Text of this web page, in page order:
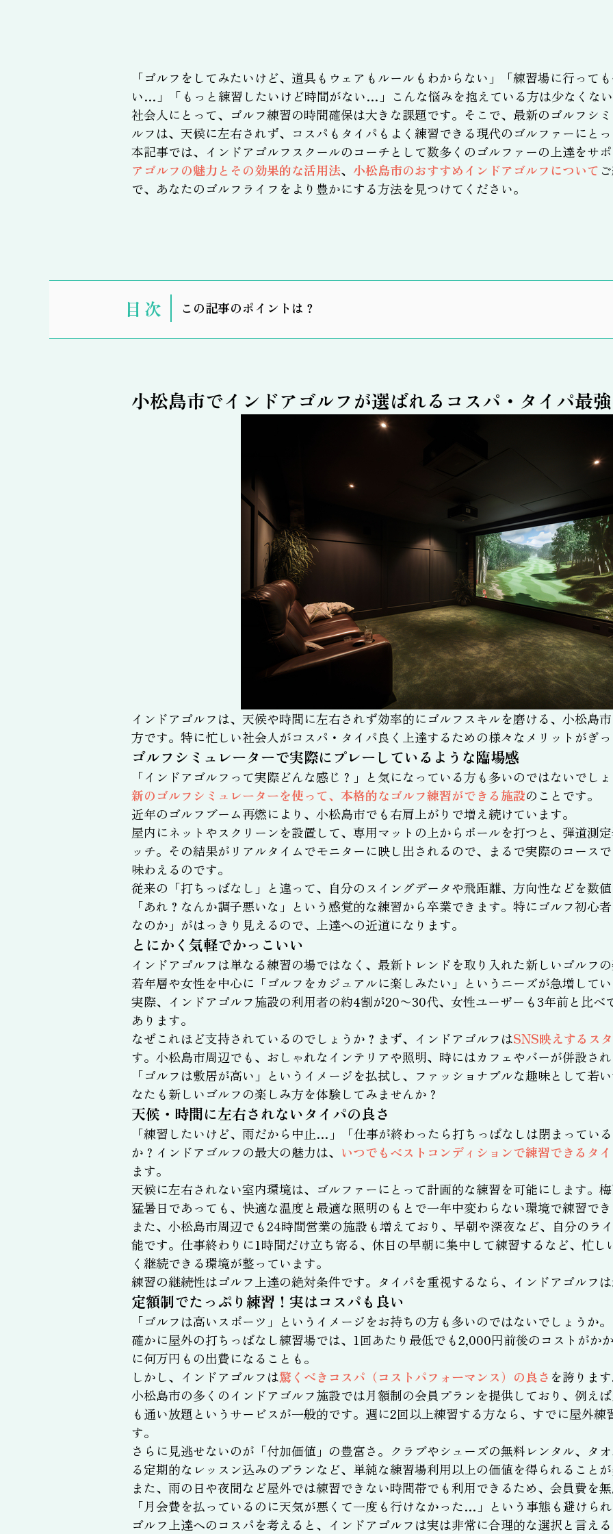
「ゴルフをしてみたいけど、道具もウェアもルールもわからない」「練習場に行って
い…」「もっと練習したいけど時間がない…」こんな悩みを抱えている方は少なくな
社会人にとって、ゴルフ練習の時間確保は大きな課題です。そこで、最新のゴルフシ
ルフは、天候に左右されず、コスパもタイパもよく練習できる現代のゴルファーにと
本記事では、インドアゴルフスクールのコーチとして数多くのゴルファーの上達をサ
アゴルフの魅力とその効果的な活用法、 小松島市のおすすめインドアゴルフについて
で、あなたのゴルフライフをより豊かにする方法を見つけてください。
この記事のポイントは？
表
示
小松島市でインドアゴルフが選ばれるコスパ・タイパ最
インドアゴルフは、天候や時間に左右されず効率的にゴルフスキルを磨ける、小松島
方です。特に忙しい社会人がコスパ・タイパ良く上達するための様々なメリットがぎ
ゴルフシミュレーターで実際にプレーしているような臨場感
「インドアゴルフって実際どんな感じ？」と気になっている方も多いのではないでし
新のゴルフシミュレーターを使って、本格的なゴルフ練習ができる施設のことです。
近年のゴルフブーム再燃により、小松島市でも右肩上がりで増え続けています。
屋内にネットやスクリーンを設置して、専用マットの上からボールを打つと、弾道測
ッチ。その結果がリアルタイムでモニターに映し出されるので、まるで実際のコース
味わえるのです。
従来の「打ちっぱなし」と違って、自分のスイングデータや飛距離、方向性などを数
「あれ？なんか調子悪いな」という感覚的な練習から卒業できます。特にゴルフ初心
なのか」がはっきり見えるので、上達への近道になります。
とにかく気軽でかっこいい
インドアゴルフは単なる練習の場ではなく、最新トレンドを取り入れた新しいゴルフ
若年層や女性を中心に「ゴルフをカジュアルに楽しみたい」というニーズが急増して
実際、インドアゴルフ施設の利用者の約4割が20〜30代、女性ユーザーも3年前と比べ
あります。
なぜこれほど支持されているのでしょうか？まず、インドアゴルフはSNS映えするス
す。小松島市周辺でも、おしゃれなインテリアや照明、時にはカフェやバーが併設さ
「ゴルフは敷居が高い」というイメージを払拭し、ファッショナブルな趣味として若
なたも新しいゴルフの楽しみ方を体験してみませんか？
天候・時間に左右されないタイパの良さ
「練習したいけど、雨だから中止…」「仕事が終わったら打ちっぱなしは閉まってい
か？インドアゴルフの最大の魅力は、 いつでもベストコンディションで練習できるタ
ます。
天候に左右されない室内環境は、ゴルファーにとって計画的な練習を可能にします。
猛暑日であっても、快適な温度と最適な照明のもとで一年中変わらない環境で練習で
また、小松島市周辺でも24時間営業の施設も増えており、早朝や深夜など、自分のラ
能です。仕事終わりに1時間だけ立ち寄る、休日の早朝に集中して練習するなど、忙
く継続できる環境が整っています。
練習の継続性はゴルフ上達の絶対条件です。タイパを重視するなら、インドアゴルフ
定額制でたっぷり練習！実はコスパも良い
「ゴルフは高いスポーツ」というイメージをお持ちの方も多いのではないでしょうか。
確かに屋外の打ちっぱなし練習場では、1回あたり最低でも2,000円前後のコストがか
に何万円もの出費になることも。
しかし、インドアゴルフは驚くべきコスパ（コストパフォーマンス）の良さ を誇りま
小松島市の多くのインドアゴルフ施設では月額制の会員プランを提供しており、例え
も通い放題というサービスが一般的です。週に2回以上練習する方なら、すでに屋外
す。
さらに見逃せないのが「付加価値」の豊富さ。クラブやシューズの無料レンタル、タ
る定期的なレッスン込みのプランなど、単純な練習場利用以上の価値を得られること
また、雨の日や夜間など屋外では練習できない時間帯でも利用できるため、会員費を
「月会費を払っているのに天気が悪くて一度も行けなかった…」という事態も避けら
ゴルフ上達へのコスパを考えると、インドアゴルフは実は非常に合理的な選択と言え